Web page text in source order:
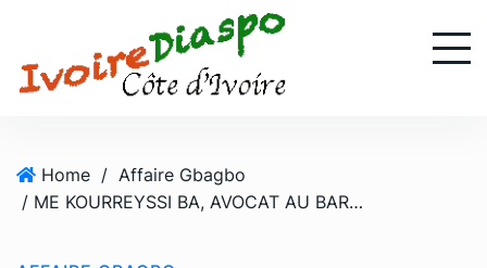
Home / Affaire Gbagbo
/ ME KOURREYSSI BA, AVOCAT AU BARREAU DE DAKAR PARLE DE GBAGBO